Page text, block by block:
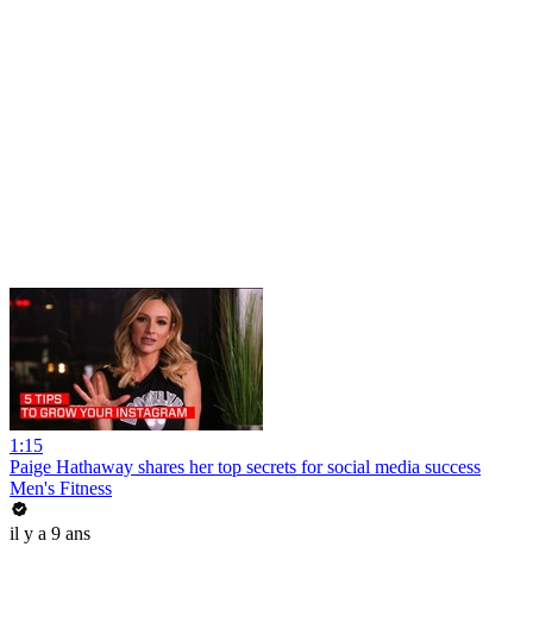
1:15
Paige Hathaway shares her top secrets for social media success
Men's Fitness
il y a 9 ans